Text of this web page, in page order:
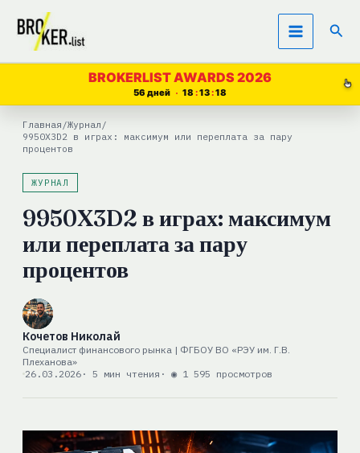
Перейти
содержимому
BROKERLIST AWARDS 2026
56 дней 18 13 18
Главная /Журнал /
9950X3D2 в играх: максимум или переплата за пару
процентов
ЖУРНАЛ
9950X3D2 в играх: максимум
или переплата за пару
процентов
Кочетов Николай
Специалист финансового рынка | ФГБОУ ВО «РЭУ им. Г.В.
Плеханова»
26.03.2026· 5 мин чтения · ◉ 1 595 просмотров